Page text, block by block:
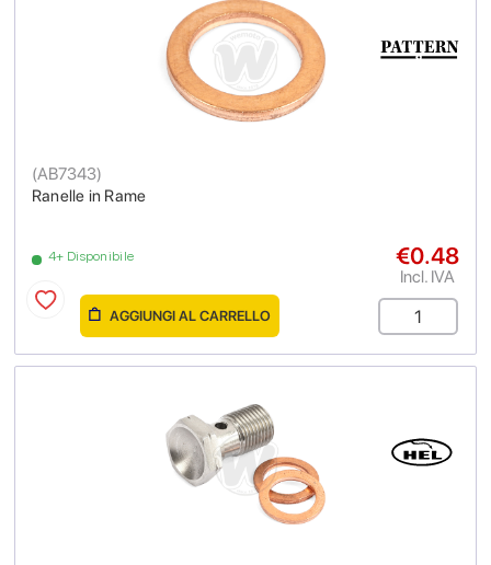
Ranelle in Rame
(AB7343)
4+ Disponibile €0.48
Incl. IVA
AGGIUNGI AL CARRELLO